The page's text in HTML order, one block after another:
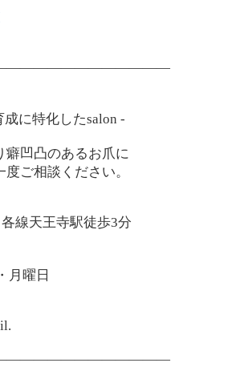
に特化したsalon -
癖凹凸のあるお爪に
ご相談ください。
線天王寺駅徒歩3分
月曜日